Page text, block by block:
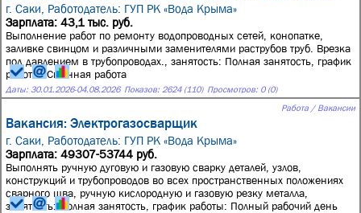
г. Саки, Работодатель: ГУП РК «Вода Крыма»
Зарплата: 43,1 тыс. руб.
Выполнение работ по ремонту водопроводных сетей, конопатке,
заливке свинцом и различными заменителями раструбов труб. Врезка
под давлением в трубопроводах., занятость: Полная занятость, график
работы: Сменная работа
Даты: 30.01.2026-04.08.2026 Показов: 2624 (110) Просмотров: 0 (0)
Работа / Вакансии
Вакансия: Электрогазосварщик
г. Саки, Работодатель: ГУП РК «Вода Крыма»
Зарплата: 49307-53744 руб.
Выполнять ручную дуговую и газовую сварку деталей, узлов,
конструкций и трубопроводов во всех пространственных положениях
сварного шва, ручную кислородную и газовую резку металла,
занятость: Полная занятость, график работы: Полный рабочий день